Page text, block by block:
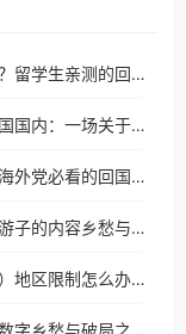
海外看电视地区限制怎么办下载不了？留学生亲测的回国加速方案（附2026世界杯观赛技巧）
在菲律宾用陌陌怎么把定位修改到中国国内：一场关于归属感与连接的探索
比利时怎么打不开美团外卖商家版？海外党必看的回国加速全攻略
时刻新闻国外地区限制怎么办？海外游子的内容乡愁与破局之路
在美国用国务院客户端（国务院发布）地区限制怎么办？3步解决海外看国内内容难题
瑞士怎么打不开蒙速办？海外游子的数字乡愁与破局之路